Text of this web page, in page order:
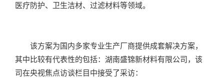
医疗防护、卫生洁材、过滤材料等领域。
该方案为国内多家专业生产厂商提供成套解决方案，
其中比较有代表性的包括： 湖南盛锦新材料有限公司，该
司在央视焦点访谈栏目中接受了采访：